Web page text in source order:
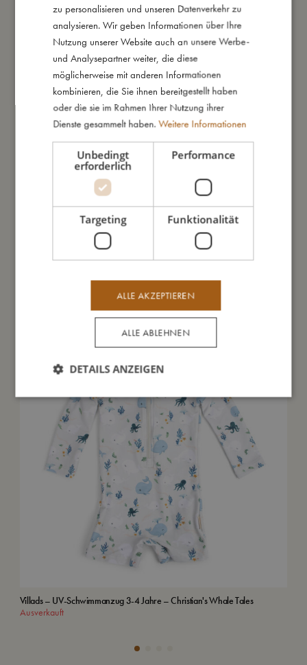
(3-4 Jahre)
So groß bin ich
Daraus bin ich gemacht
So kannst Du mich pflegen
Das könnte dir auch gefallen
Villads – UV-Schwimmanzug 3-4 Jahre – Christian's Whale Tales
Ausverkauft
ENGLISH
GERMAN
zu personalisieren und unseren Datenverkehr zu
analysieren. Wir geben Informationen über Ihre
Nutzung unserer Website auch an unsere Werbe-
und Analysepartner weiter, die diese
möglicherweise mit anderen Informationen
kombinieren, die Sie ihnen bereitgestellt haben
oder die sie im Rahmen Ihrer Nutzung ihrer
Dienste gesammelt haben. Weitere Informationen
Unbedingt
erforderlich
Performance
Targeting Funktionalität
ALLE AKZEPTIEREN
ALLE ABLEHNEN
DETAILS ANZEIGEN